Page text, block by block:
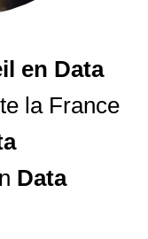
en Data
la France
Data